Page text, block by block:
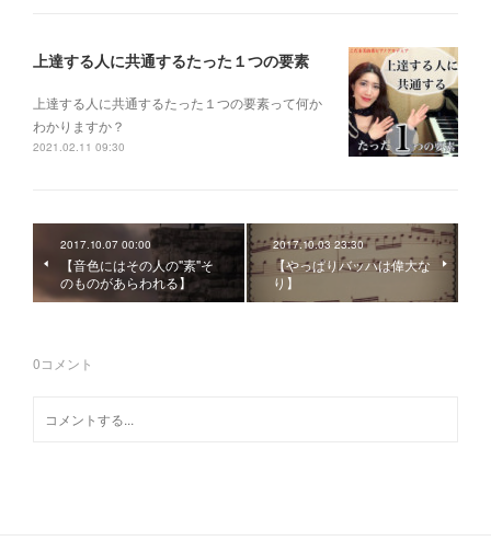
上達する人に共通するたった１つの要素
上達する人に共通するたった１つの要素って何か
わかりますか？
2021.02.11 09:30
2017.10.07 00:00
【音色にはその人の"素"そ
のものがあらわれる】
2017.10.03 23:30
【やっぱりバッハは偉大な
り】
0コメント